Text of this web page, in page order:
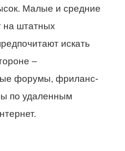
Малые и средние
на штатных
искать
–
форумы, фриланс-
по удаленным